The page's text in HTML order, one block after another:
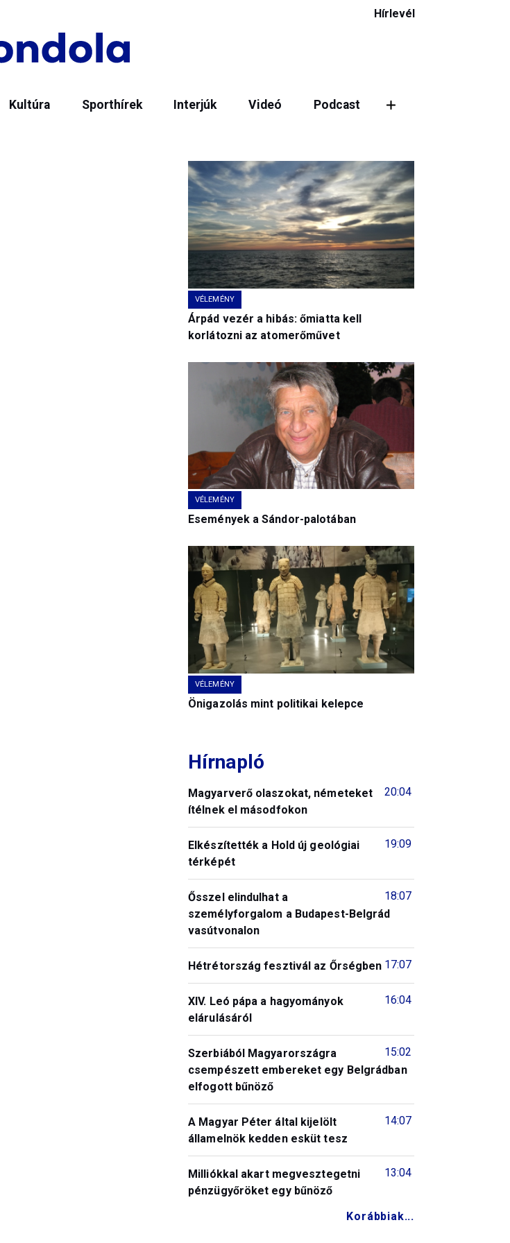
Hírlevél
Kultúra Sporthírek Interjúk Videó Podcast
VÉLEMÉNY
Árpád vezér a hibás: őmiatta kell
korlátozni az atomerőművet
VÉLEMÉNY
Események a Sándor-palotában
VÉLEMÉNY
Önigazolás mint politikai kelepce
Hírnapló
20:04
Magyarverő olaszokat, németeket
ítélnek el másodfokon
19:09
Elkészítették a Hold új geológiai
térképét
18:07
Ősszel elindulhat a
személyforgalom a Budapest-Belgrád
vasútvonalon
17:07
Hétrétország fesztivál az Őrségben
16:04
XIV. Leó pápa a hagyományok
elárulásáról
15:02
Szerbiából Magyarországra
csempészett embereket egy Belgrádban
elfogott bűnöző
14:07
A Magyar Péter által kijelölt
államelnök kedden esküt tesz
13:04
Milliókkal akart megvesztegetni
pénzügyőröket egy bűnöző
Korábbiak...